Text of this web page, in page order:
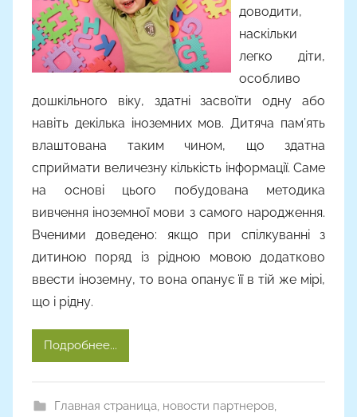
о
м
A
y
o
a
доводити,
наскільки
легко діти,
особливо
дошкільного віку, здатні засвоїти одну або
навіть декілька іноземних мов. Дитяча пам’ять
влаштована таким чином, що здатна
сприймати величезну кількість інформації. Саме
на основі цього побудована методика
вивчення іноземної мови з самого народження.
Вченими доведено: якщо при спілкуванні з
дитиною поряд із рідною мовою додатково
ввести іноземну, то вона опанує її в тій же мірі,
що і рідну.
Подробнее...
Главная страница новости партнеров,